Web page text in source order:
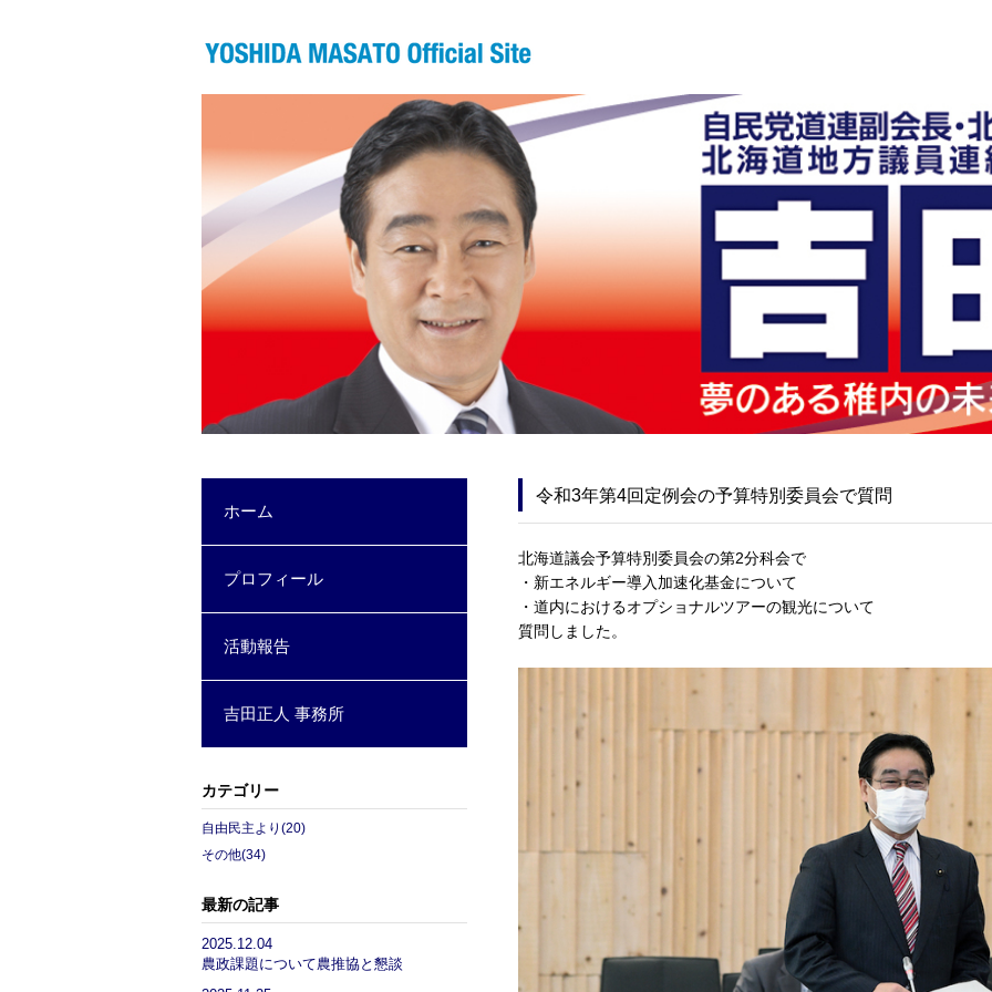
ホーム
プロフィール
活動報告
吉田正人 事務所
令和3年第4回定例会の予算特別委員会で質問
北海道議会予算特別委員会の第2分科会で
・新エネルギー導入加速化基金について
・道内におけるオプショナルツアーの観光について
質問しました。
カテゴリー
自由民主より(20)
その他(34)
最新の記事
2025.12.04
農政課題について農推協と懇談